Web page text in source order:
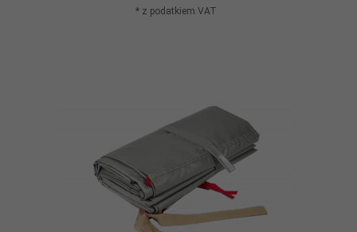
* z podatkiem VAT